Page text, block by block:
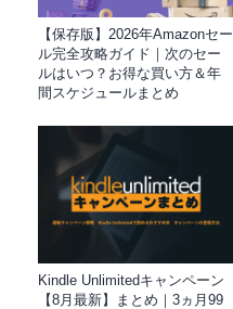
【保存版】2026年Amazonセー
ル完全攻略ガイド｜次のセー
ルはいつ？お得な買い方＆年
間スケジュールまとめ
Kindle Unlimitedキャンペーン
【8月最新】まとめ｜3ヵ月99